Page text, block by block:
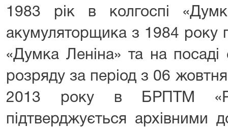
1983 рік в колгоспі
акумуляторщика з 1984 року
«Думка Леніна» та на посаді
розряду за період з 06
2013 року в БРПТМ
підтверджується